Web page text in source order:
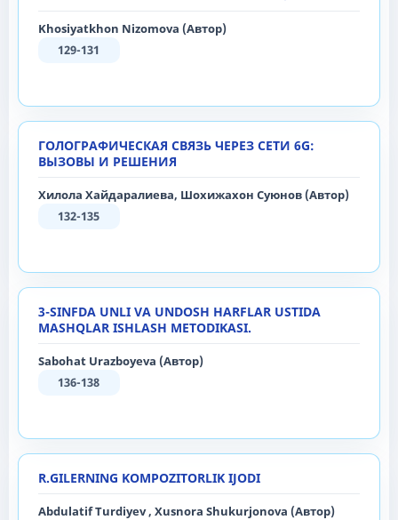
Khosiyatkhon Nizomova (Автор)
129-131
ГОЛОГРАФИЧЕСКАЯ СВЯЗЬ ЧЕРЕЗ СЕТИ 6G:
ВЫЗОВЫ И РЕШЕНИЯ
Хилола Хайдаралиева, Шохижахон Суюнов (Автор)
132-135
3-SINFDA UNLI VA UNDOSH HARFLAR USTIDA
MASHQLAR ISHLASH METODIKASI.
Sabohat Urazboyeva (Автор)
136-138
R.GILERNING KOMPOZITORLIK IJODI
Abdulatif Turdiyev , Xusnora Shukurjonova (Автор)